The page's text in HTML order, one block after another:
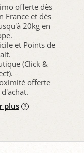
offerte dès
France et dès
20kg en
et Points de
(Click &
offerte
plus